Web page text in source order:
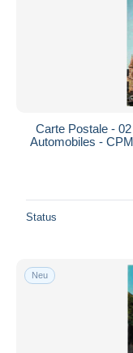
Carte Postale -
Automobiles -
Status
Neu